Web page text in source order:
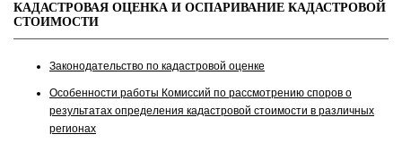
КАДАСТРОВАЯ ОЦЕНКА И ОСПАРИВАНИЕ КАДАСТРОВОЙ
СТОИМОСТИ
Законодательство по кадастровой оценке
Особенности работы Комиссий по рассмотрению споров о
результатах определения кадастровой стоимости в различных
регионах